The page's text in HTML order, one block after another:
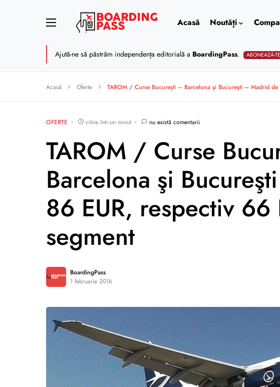
Acasă Noutăți
Ajută-ne să păstrăm independența editorială a BoardingPass. ABONEAZĂ-
Acasă Oferte TAROM / Curse Bucureşti – Barcelona şi Bucureşti – Madrid
OFERTE citire într-un minut nu există comentarii
TAROM / Curse
Barcelona şi
86 EUR, respectiv 66
segment
BoardingPass
1 februarie 2016